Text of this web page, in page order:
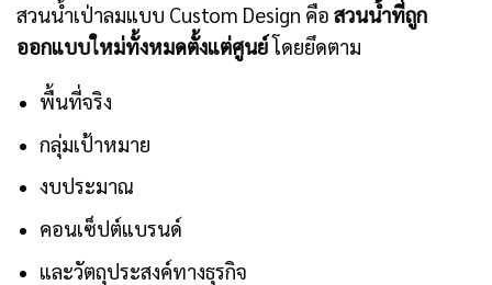
สวนน้ำเป่าลมแบบ Custom Design คือ สวนน้ำที่ถูก
ออกแบบใหม่ทั้งหมดตั้งแต่ศูนย์โดยยึดตาม
พื้นที่จริง
กลุ่มเป้าหมาย
งบประมาณ
คอนเซ็ปต์แบรนด์
และวัตถุประสงค์ทางธุรกิจ